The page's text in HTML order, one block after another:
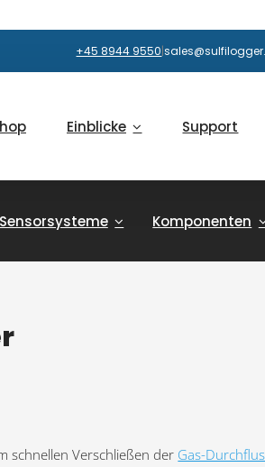
+45 8944 9550|
Einblicke Support
Sensorsysteme Komponenten
schnellen Verschließen der Gas-